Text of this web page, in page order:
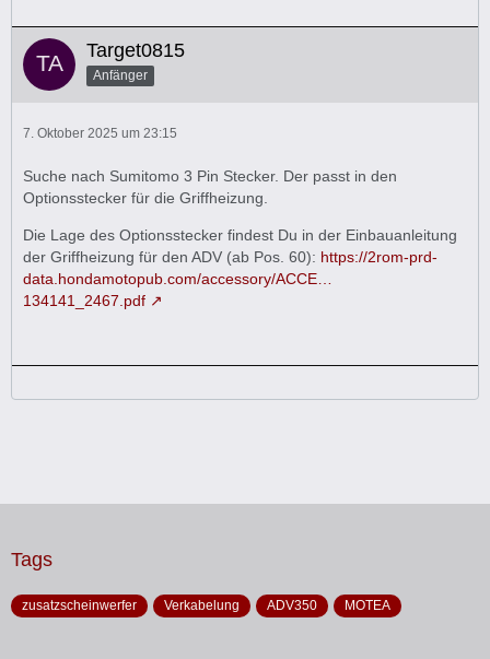
Target0815
Anfänger
7. Oktober 2025 um 23:15
Suche nach Sumitomo 3 Pin Stecker. Der passt in den
Optionsstecker für die Griffheizung.
Die Lage des Optionsstecker findest Du in der Einbauanleitung
der Griffheizung für den ADV (ab Pos. 60): https://2rom-prd-
data.hondamotopub.com/accessory/ACCE…
134141_2467.pdf
Tags
zusatzscheinwerfer Verkabelung ADV350 MOTEA